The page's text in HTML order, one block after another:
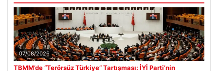
07/08/2026
TBMM’de “Terörsüz Türkiye” Tartışması: İYİ Parti’nin